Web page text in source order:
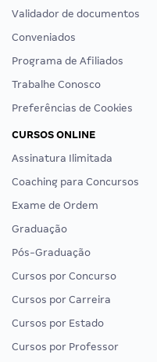
Validador de documentos
Conveniados
Programa de Afiliados
Trabalhe Conosco
Preferências de Cookies
CURSOS ONLINE
Assinatura Ilimitada
Coaching para Concursos
Exame de Ordem
Graduação
Pós-Graduação
Cursos por Concurso
Cursos por Carreira
Cursos por Estado
Cursos por Professor